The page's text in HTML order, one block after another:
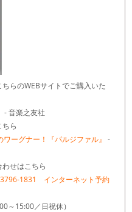
らのWEBサイトでご購入いた
- 音楽之友社
ら
ーグナー！『パルジファル』 -
せはこちら
3796-1831 インターネット予約
～15:00／日祝休）